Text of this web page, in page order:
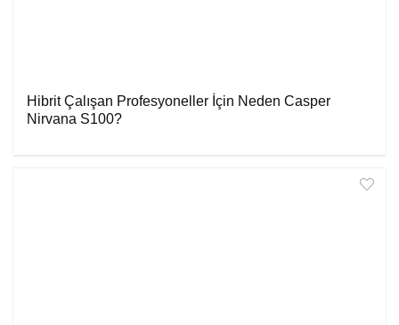
Hibrit Çalışan Profesyoneller İçin Neden Casper
Nirvana S100?